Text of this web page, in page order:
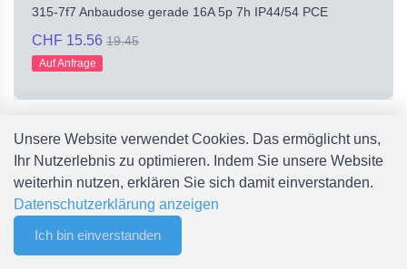
Filter Merkliste
315-7f7 Anbaudose gerade 16A 5p 7h IP44/54 PCE
CHF 15.56 19.45
Auf Anfrage
Unsere Website verwendet Cookies. Das ermöglicht uns,
Ihr Nutzerlebnis zu optimieren. Indem Sie unsere Website
weiterhin nutzen, erklären Sie sich damit einverstanden.
Datenschutzerklärung anzeigen
Ich bin einverstanden